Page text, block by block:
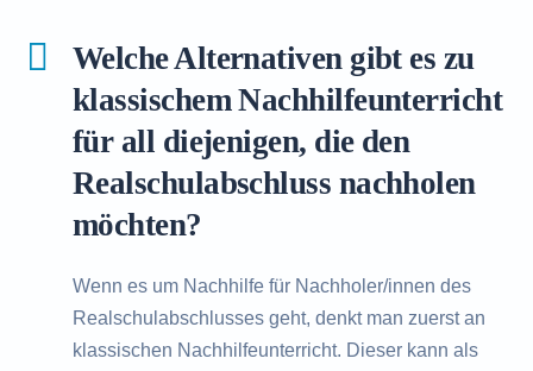
Welche Alternativen gibt es zu
klassischem Nachhilfeunterricht
für all diejenigen, die den
Realschulabschluss nachholen
möchten?
Wenn es um Nachhilfe für Nachholer/innen des
Realschulabschlusses geht, denkt man zuerst an
klassischen Nachhilfeunterricht. Dieser kann als